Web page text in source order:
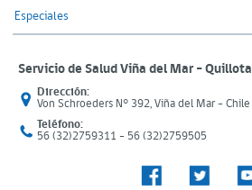
Especiales
Servicio de Salud Viña del Mar – Quillota
Dirección:
Von Schroeders N° 392, Viña del Mar - Chile
Teléfono:
56 (32)2759311 - 56 (32)2759505